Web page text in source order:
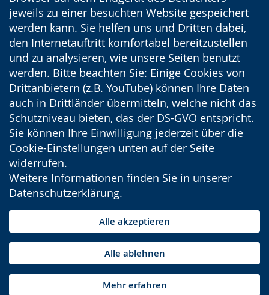
jeweils zu einer besuchten Website gespeichert
werden kann. Sie helfen uns und Dritten dabei,
den Internetauftritt komfortabel bereitzustellen
und zu analysieren, wie unsere Seiten benutzt
werden. Bitte beachten Sie: Einige Cookies von
Drittanbietern (z.B. YouTube) können Ihre Daten
auch in Drittländer übermitteln, welche nicht das
Schutzniveau bieten, das der DS-GVO entspricht.
Sie können Ihre Einwilligung jederzeit über die
Cookie-Einstellungen unten auf der Seite
widerrufen.
Weitere Informationen finden Sie in unserer
Datenschutzerklärung.
Alle akzeptieren
Alle ablehnen
Mehr erfahren